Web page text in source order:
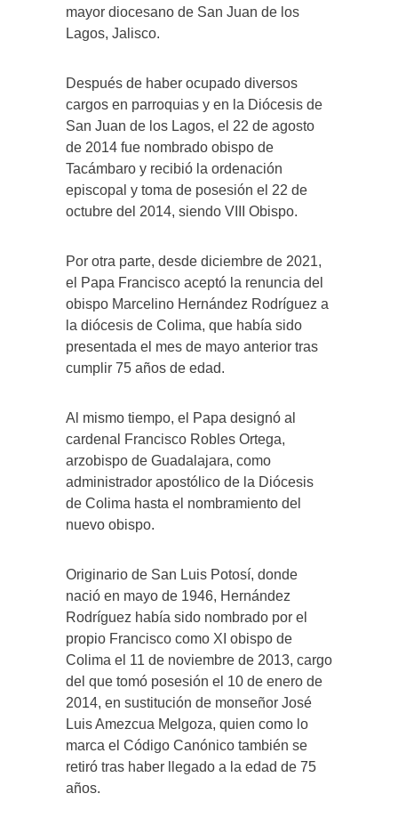
mayor diocesano de San Juan de los
Lagos, Jalisco.
Después de haber ocupado diversos
cargos en parroquias y en la Diócesis de
San Juan de los Lagos, el 22 de agosto
de 2014 fue nombrado obispo de
Tacámbaro y recibió la ordenación
episcopal y toma de posesión el 22 de
octubre del 2014, siendo VIII Obispo.
Por otra parte, desde diciembre de 2021,
el Papa Francisco aceptó la renuncia del
obispo Marcelino Hernández Rodríguez a
la diócesis de Colima, que había sido
presentada el mes de mayo anterior tras
cumplir 75 años de edad.
Al mismo tiempo, el Papa designó al
cardenal Francisco Robles Ortega,
arzobispo de Guadalajara, como
administrador apostólico de la Diócesis
de Colima hasta el nombramiento del
nuevo obispo.
Originario de San Luis Potosí, donde
nació en mayo de 1946, Hernández
Rodríguez había sido nombrado por el
propio Francisco como XI obispo de
Colima el 11 de noviembre de 2013, cargo
del que tomó posesión el 10 de enero de
2014, en sustitución de monseñor José
Luis Amezcua Melgoza, quien como lo
marca el Código Canónico también se
retiró tras haber llegado a la edad de 75
años.